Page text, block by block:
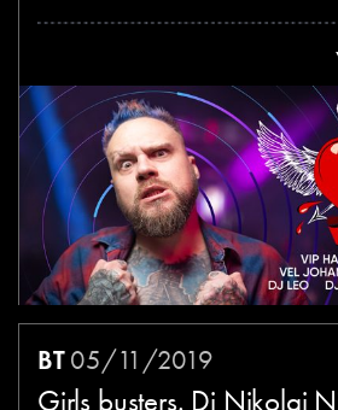
ВТ05/11/2019
Girls busters. Dj Nikolai